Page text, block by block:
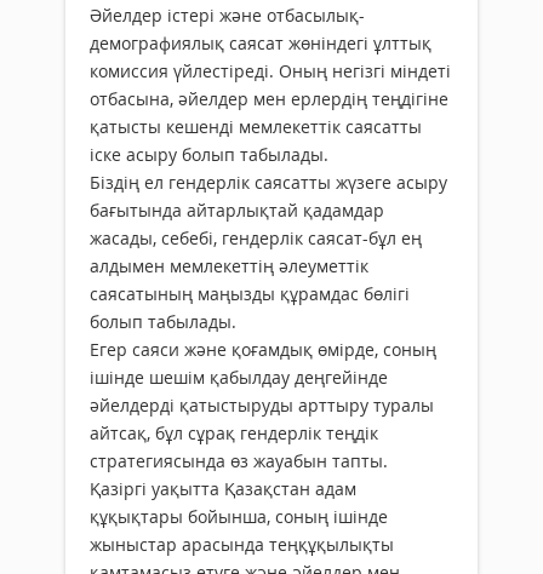
Әйелдер істері және отбасылық-
демографиялық саясат жөніндегі ұлттық
комиссия үйлестіреді. Оның негізгі міндеті
отбасына, әйелдер мен ерлердің теңдігіне
қатысты кешенді мемлекеттік саясатты
іске асыру болып табылады.
Біздің ел гендерлік саясатты жүзеге асыру
бағытында айтарлықтай қадамдар
жасады, себебі, гендерлік саясат-бұл ең
алдымен мемлекеттің әлеуметтік
саясатының маңызды құрамдас бөлігі
болып табылады.
Егер саяси және қоғамдық өмірде, соның
ішінде шешім қабылдау деңгейінде
әйелдерді қатыстыруды арттыру туралы
айтсақ, бұл сұрақ гендерлік теңдік
стратегиясында өз жауабын тапты.
Қазіргі уақытта Қазақстан адам
құқықтары бойынша, соның ішінде
жыныстар арасында теңқұқылықты